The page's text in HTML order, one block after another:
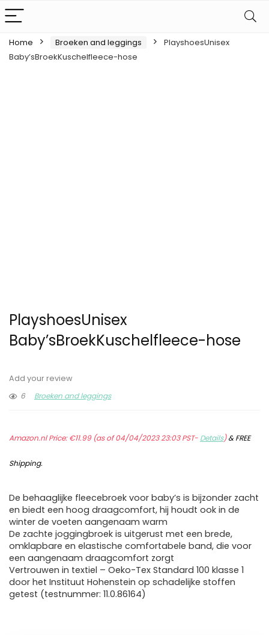
Home Broeken and leggings
PlayshoesUnisex
Baby’sBroekKuschelfleece-hose
PlayshoesUnisex
Baby’sBroekKuschelfleece-hose
Add your review
6
Broeken and leggings
Amazon.nl Price:€11.99(as of 04/04/2023 23:03 PST- Details)&FREE
Shipping.
De behaaglijke fleecebroek voor baby’s is bijzonder zacht
en biedt een hoog draagcomfort, hij houdt ook in de
winter de voeten aangenaam warm
De zachte joggingbroek is uitgerust met een brede,
omklapbare en elastische comfortabele band, die voor
een aangenaam draagcomfort zorgt
Vertrouwen in textiel – Oeko-Tex Standard 100 klasse 1
door het Instituut Hohenstein op schadelijke stoffen
getest (testnummer: 11.0.86164)